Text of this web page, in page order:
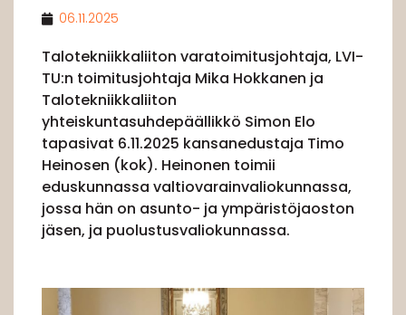
06.11.2025
Talotekniikkaliiton varatoimitusjohtaja, LVI-
TU:n toimitusjohtaja Mika Hokkanen ja
Talotekniikkaliiton
yhteiskuntasuhdepäällikkö Simon Elo
tapasivat 6.11.2025 kansanedustaja Timo
Heinosen (kok). Heinonen toimii
eduskunnassa valtiovarainvaliokunnassa,
jossa hän on asunto- ja ympäristöjaoston
jäsen, ja puolustusvaliokunnassa.